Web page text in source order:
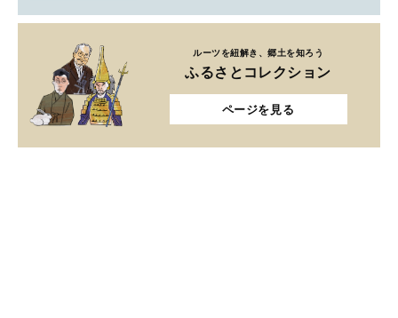
ルーツを紐解き、郷土を知ろう
ふるさとコレクション
ページを見る